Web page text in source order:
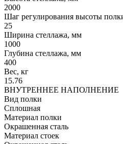
2000
Шаг регулирования высоты
25
Ширина стеллажа, мм
1000
Глубина стеллажа, мм
400
Вес, кг
15.76
ВНУТРЕННЕЕ НАПОЛНЕНИЕ
Вид полки
Сплошная
Материал полки
Окрашенная сталь
Материал стоек